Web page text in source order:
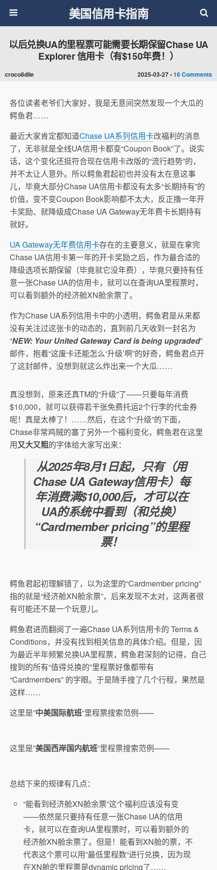
美国信用卡指南
2025-03-27 •16 Comments
以后兑换UA的里程票可能需要长期保留Chase UA
Explorer 信用卡（有$150年费！）
croco8dile
各位读者老爷们大家好，我是无意间突然发现一个大瓜的
鳄鱼君……
最近大家肯定都知道Chase UA系列信用卡改福利的消息
了，无非就是全线UA信用卡都变“Coupon Book”了。说实
话，这个变化还挺符合现在信用卡改版的“流行趋势”的，
并不太让人意外。所以鳄鱼君起初也并没有太在意这事
儿，毕竟大部分Chase UA信用卡都没有太多“长期持有”的
价值，变不变Coupon Book影响都不太大，反正撸一年开
卡奖励、就降级成Chase UA Gateway无年费卡长期持有
就好。
UA Gateway无年费信用卡存在的主要意义，就是在拿完
Chase UA信用卡第一年的开卡奖励之后，作为最合适的
降级选项长期保留（毕竟就它没年费），毕竟只要持有任
意一张Chase UA的信用卡，就可以在查询UA里程票时，
可以看到额外的经济舱XN舱余票了。
作为Chase UA系列信用卡中的小透明，鳄鱼君是从来都
没有关注过这张卡的动态的，直到前几天收到一封名为
“NEW: Your United Gateway Card is being upgraded”
邮件，抱着“这废卡还能怎么‘升级’啊”的好奇，鳄鱼君点开
了这封邮件，没想到就这么炸出来一个大瓜……
真没想到，原来还真TM的“升级”了——只要每年消费
$10,000，就可以获得若干张免费托运2个行李的代金券
呢！真是太棒了！……然后，在这个“升级”的下面，
Chase非常鸡贼的塞了另外一个福利变化，鳄鱼君在这里
用又大又粗的字体给大家写出来：
从2025年8月1日起，只有（用
Chase UA Gateway信用卡）每
年消费满$10,000后，才可以在
UA的系统中看到（和兑换）
“Cardmember pricing”的里程
票！
鳄鱼君起初理解错了，以为这里的“Cardmember pricing”
指的就是“经济舱XN舱余票”，后来发现不太对，这两者很
有可能还不是一个玩意儿。
鳄鱼君进而翻阅了一遍Chase UA系列信用卡的 Terms &
Conditions，并没有找到相关信息的具体介绍。但是，因
为最近半年频繁兑换UA里程票，鳄鱼君深刻的记得，自己
搜到的所有“值得兑换的”里程票好像都带有
“Cardmembers” 的字眼。于是随手搜了几个行程，果然是
这样……
这里是”中美国际航班“里程票搜索范例——
这里是”美国西岸国内航班“里程票搜索范例——
总结下来的规律有几点：
“能看到经济舱XN舱余票”这个福利应该没有变
——依然是只要持有任意一张Chase UA的信用
卡，就可以在查询UA里程票时，可以看到额外的
经济舱XN舱余票了。但是！能看到XN舱的票，不
代表这个票可以用”最低里程数“进行兑换，因为现
在XN舱的里程票是dynamic pricing了……